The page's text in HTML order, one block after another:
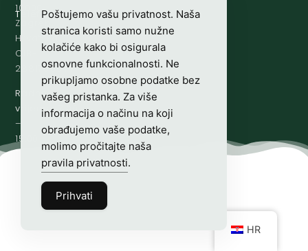
10000
Zagreb,
Hrvatska
OIB-
28817560444
Radno
vrijeme:7:00
–
15:00
Telefon: +385 (0)1 48 34 560
Poštujemo vašu privatnost. Naša
stranica koristi samo nužne
kolačiće kako bi osigurala
osnovne funkcionalnosti. Ne
prikupljamo osobne podatke bez
vašeg pristanka. Za više
informacija o načinu na koji
obrađujemo vaše podatke,
molimo pročitajte naša
pravila privatnosti.
Prihvati
HR